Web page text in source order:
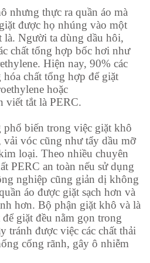
nhưng thực ra quần áo mà
được họ nhúng vào một
là. Người ta dùng dầu hôi,
chất tổng hợp bốc hơi như
Hiện nay, 90% các
chất tổng hợp để giặt
hoặc
viết tắt là PERC.
phổ biến trong việc giặt khô
vải vóc cũng như tẩy dầu mỡ
loại. Theo nhiều chuyên
PERC an toàn nếu sử dụng
nghiệp cũng giản dị không
áo được giặt sạch hơn và
hơn. Bộ phận giặt khô và là
giặt đều nằm gọn trong
tránh được việc các chất thải
cống rãnh, gây ô nhiễm